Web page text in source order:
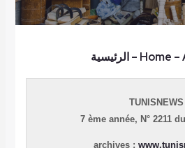
Home –
–الرئيسية
TUNISNEWS
7 ème année, N° 2211
archives :